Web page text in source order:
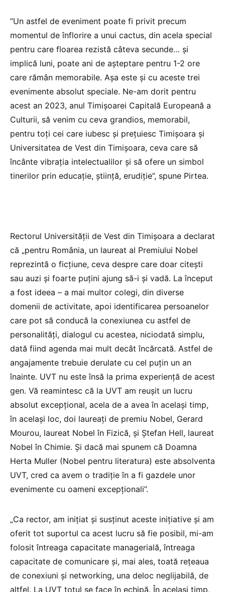
“Un astfel de eveniment poate fi privit precum
momentul de înflorire a unui cactus, din acela special
pentru care floarea rezistă câteva secunde… și
implică luni, poate ani de așteptare pentru 1-2 ore
care rămân memorabile. Așa este și cu aceste trei
evenimente absolut speciale. Ne-am dorit pentru
acest an 2023, anul Timișoarei Capitală Europeană a
Culturii, să venim cu ceva grandios, memorabil,
pentru toți cei care iubesc și prețuiesc Timișoara și
Universitatea de Vest din Timișoara, ceva care să
încânte vibrația intelectualilor și să ofere un simbol
tinerilor prin educație, știință, erudiție”, spune Pirtea.
Rectorul Universității de Vest din Timișoara a declarat
că „pentru România, un laureat al Premiului Nobel
reprezintă o ficțiune, ceva despre care doar citești
sau auzi și foarte puțini ajung să-i și vadă. La început
a fost ideea – a mai multor colegi, din diverse
domenii de activitate, apoi identificarea persoanelor
care pot să conducă la conexiunea cu astfel de
personalități, dialogul cu acestea, niciodată simplu,
dată fiind agenda mai mult decât încărcată. Astfel de
angajamente trebuie derulate cu cel puțin un an
înainte. UVT nu este însă la prima experiență de acest
gen. Vă reamintesc că la UVT am reușit un lucru
absolut excepțional, acela de a avea în același timp,
în același loc, doi laureați de premiu Nobel, Gerard
Mourou, laureat Nobel în Fizică, și Ștefan Hell, laureat
Nobel în Chimie. Și dacă mai spunem că Doamna
Herta Muller (Nobel pentru literatura) este absolventa
UVT, cred ca avem o tradiție în a fi gazdele unor
evenimente cu oameni excepționali”.
„Ca rector, am inițiat și susținut aceste inițiative și am
oferit tot suportul ca acest lucru să fie posibil, mi-am
folosit întreaga capacitate managerială, întreaga
capacitate de comunicare și, mai ales, toată rețeaua
de conexiuni și networking, una deloc neglijabilă, de
altfel. La UVT totul se face în echipă. În același timp,